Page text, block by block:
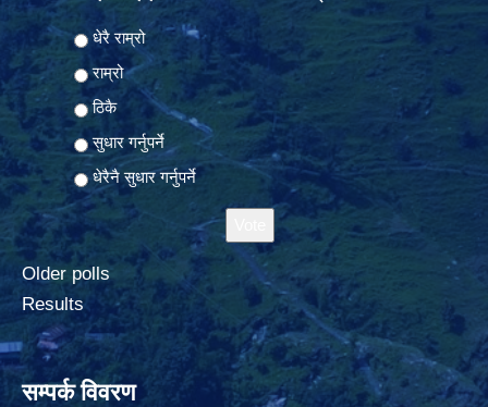
Choices
धेरै राम्रो
राम्रो
ठिकै
सुधार गर्नुपर्ने
धेरैनै सुधार गर्नुपर्ने
Older polls
Results
सम्पर्क विवरण